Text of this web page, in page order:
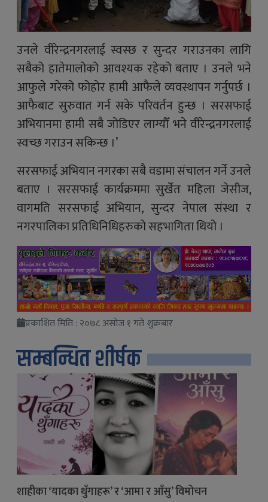
उनले वीरेन्द्रनगरलाई स्वस्छ र सुन्दर गराउनका लागि
सबैको हातेमालोको आवश्यक रहेको बताए । उनले भने
आफुले गरेको फोहोर हामी आफैले व्यवस्थापन गर्नुपर्छ ।
आफैबाट सुरुवात गर्न सके परिवर्तन हुन्छ । सरसफाई
अभियानमा हामी सबै जोडिएर लाग्यौँ भने वीरेन्द्रनगरलाई
स्वच्छ गराउन सकिन्छ ।’
सरसफाई अभियान नगरका सबै वडामा संचालन गर्ने उनले
बताए । सरसफाई कार्यक्रममा सुर्खेत महिला जेसीज,
वागमति सरसफाई अभियान, सुन्दर नेपाल संस्था र
नगरपालिका प्रतिधिनिधिहरुको सहभागिता थियो ।
प्रकाशित मिति : २०७८ असोज १ गते शुक्रबार
सम्बन्धित शीर्षक
शाहीका ‘यादका थुँगाहरू’ र ‘आमा र आँसु’ विमोचन